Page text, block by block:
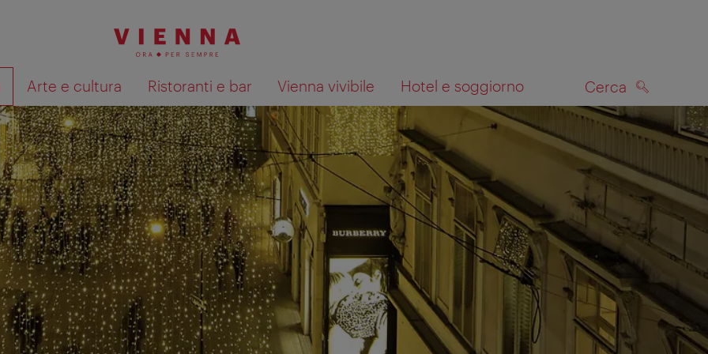
Arte e cultura Ristoranti e bar Vienna vivibile Hotel e soggiorno Cerca
Mostra i risultati della ricerca sulla mappa CERCA